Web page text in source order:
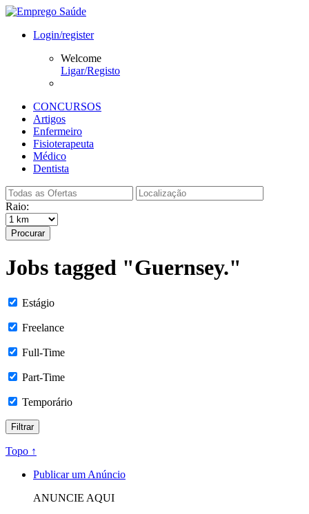
Login/register
Welcome
Ligar/Registo
CONCURSOS
Artigos
Enfermeiro
Fisioterapeuta
Médico
Dentista
Raio:
Procurar
Jobs tagged "Guernsey."
Estágio
Freelance
Full-Time
Part-Time
Temporário
Topo ↑
Publicar um Anúncio
ANUNCIE AQUI